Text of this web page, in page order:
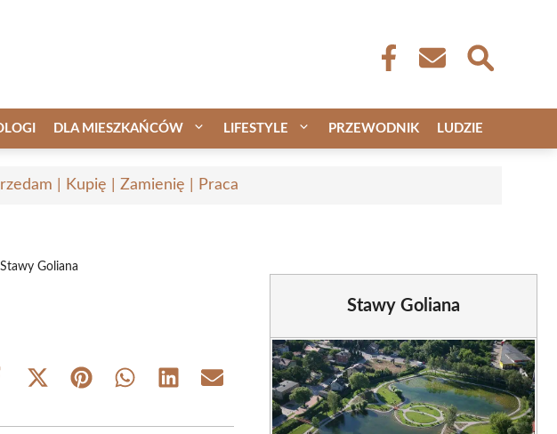
DLA MIESZKAŃCÓW LIFESTYLE PRZEWODNIK LUDZIE
| Kupię | Zamienię | Praca
Stawy Goliana
Share
(Twitter)
Share Share Share Share
Stawy Goliana